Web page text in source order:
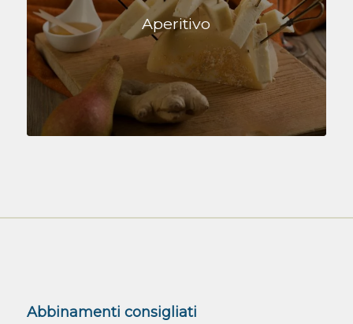
Aperitivo
Abbinamenti consigliati